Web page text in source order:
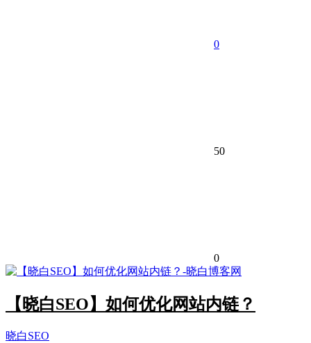
0
50
0
【晓白SEO】如何优化网站内链？
晓白SEO